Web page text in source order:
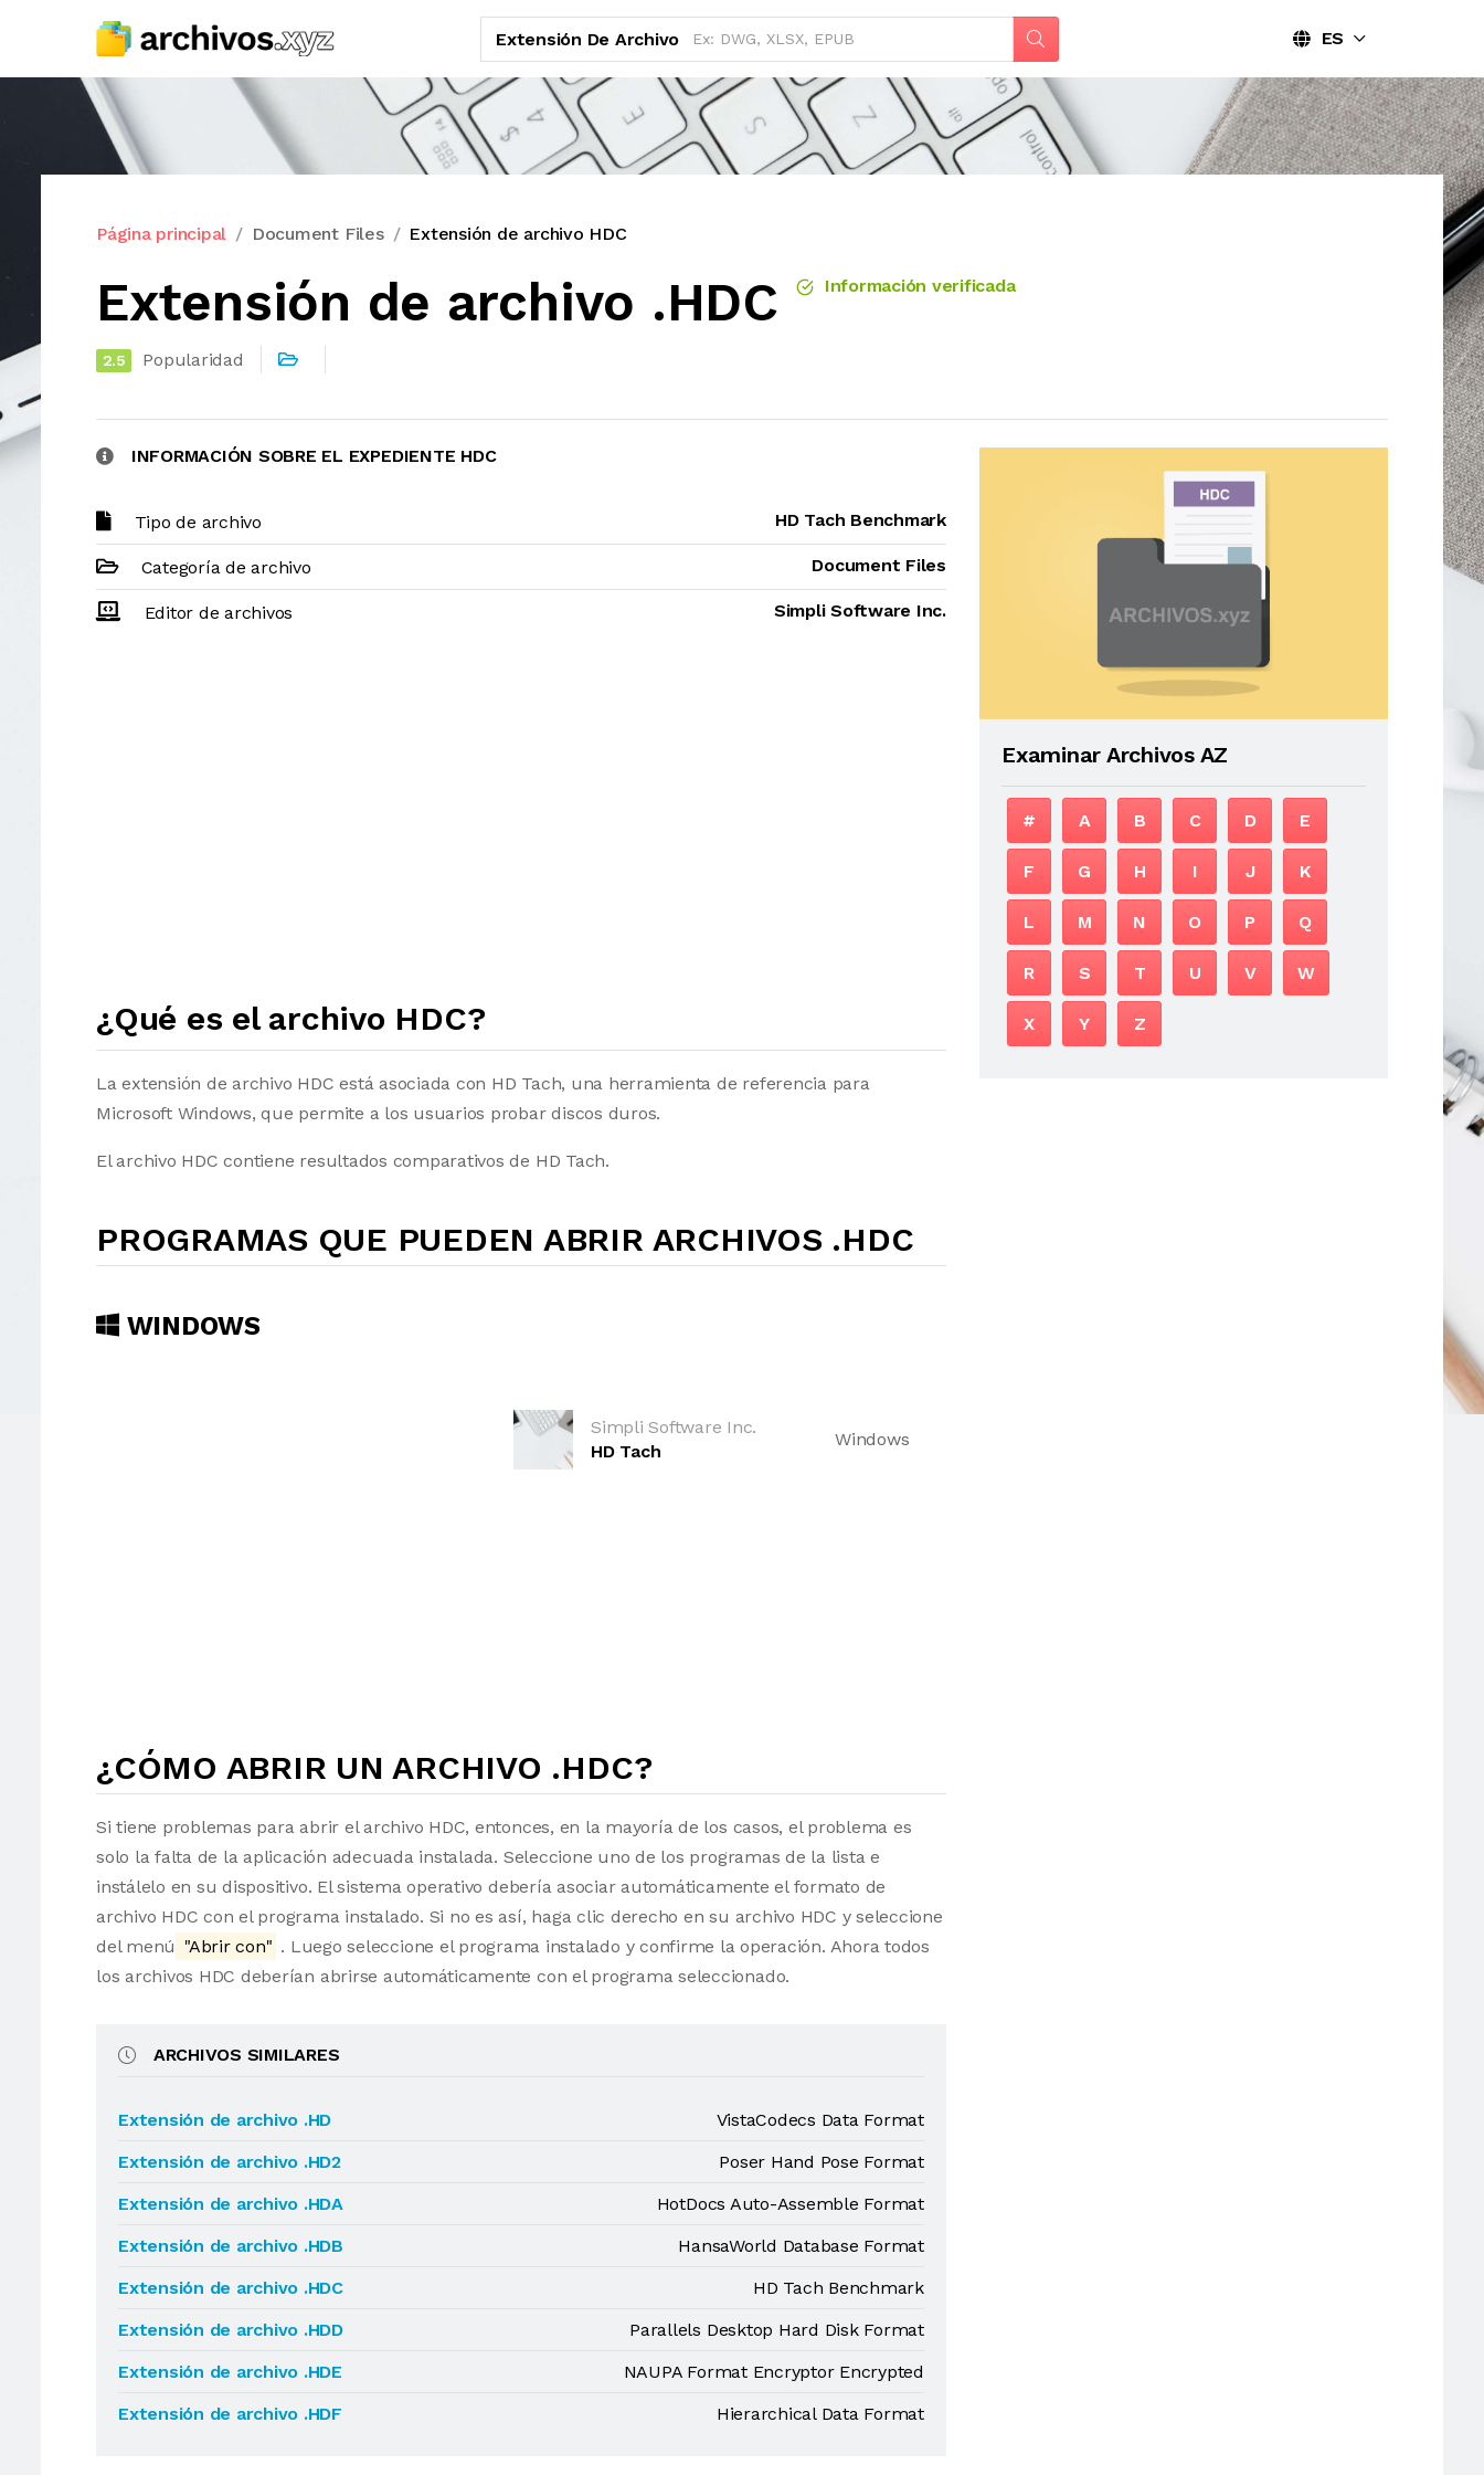
Extensión De Archivo ES
Página principal Document Files Extensión de archivo HDC
Extensión de archivo .HDC Información verificada
2.5 Popularidad
INFORMACIÓN SOBRE EL EXPEDIENTE HDC
Tipo de archivo HD Tach Benchmark
Categoría de archivo Document Files
Editor de archivos Simpli Software Inc.
¿Qué es el archivo HDC?
La extensión de archivo HDC está asociada con HD Tach, una herramienta de referencia para
Microsoft Windows, que permite a los usuarios probar discos duros.
El archivo HDC contiene resultados comparativos de HD Tach.
PROGRAMAS QUE PUEDEN ABRIR ARCHIVOS .HDC
WINDOWS
Simpli Software Inc.
HD Tach
Windows
¿CÓMO ABRIR UN ARCHIVO .HDC?
Si tiene problemas para abrir el archivo HDC, entonces, en la mayoría de los casos, el problema es
solo la falta de la aplicación adecuada instalada. Seleccione uno de los programas de la lista e
instálelo en su dispositivo. El sistema operativo debería asociar automáticamente el formato de
archivo HDC con el programa instalado. Si no es así, haga clic derecho en su archivo HDC y seleccione
del menú "Abrir con" . Luego seleccione el programa instalado y confirme la operación. Ahora todos
los archivos HDC deberían abrirse automáticamente con el programa seleccionado.
ARCHIVOS SIMILARES
Extensión de archivo .HD
VistaCodecs Data Format
Extensión de archivo .HD2
Poser Hand Pose Format
Extensión de archivo .HDA
HotDocs Auto-Assemble Format
Extensión de archivo .HDB
HansaWorld Database Format
Extensión de archivo .HDC
HD Tach Benchmark
Extensión de archivo .HDD
Parallels Desktop Hard Disk Format
Extensión de archivo .HDE
NAUPA Format Encryptor Encrypted
Extensión de archivo .HDF
Hierarchical Data Format
Examinar Archivos AZ
# A B C D E
F G H I J K
L M N O P Q
R S T U V W
X Y Z